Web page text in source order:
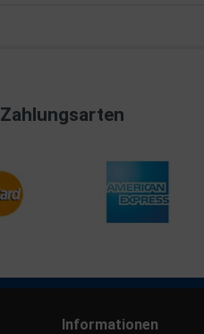
Zahlungsarten
Informationen